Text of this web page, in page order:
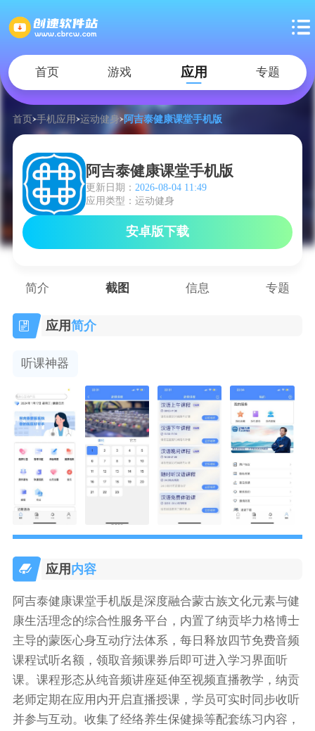
首页 游戏 应用 专题
首页 手机应用 运动健身 阿吉泰健康课堂手机版
阿吉泰健康课堂手机版
更新日期： 2026-08-04 11:49
应用类型：运动健身
安卓版下载
简介 截图 信息 专题
应用简介
听课神器
应用 内容
阿吉泰健康课堂手机版是深度融合蒙古族文化元素与健
康生活理念的综合性服务平台，内置了纳贡毕力格博士
主导的蒙医心身互动疗法体系，每日释放四节免费音频
课程试听名额，领取音频课券后即可进入学习界面听
课。课程形态从纯音频讲座延伸至视频直播教学，纳贡
老师定期在应用内开启直播授课，学员可实时同步收听
并参与互动。收集了经络养生保健操等配套练习内容，